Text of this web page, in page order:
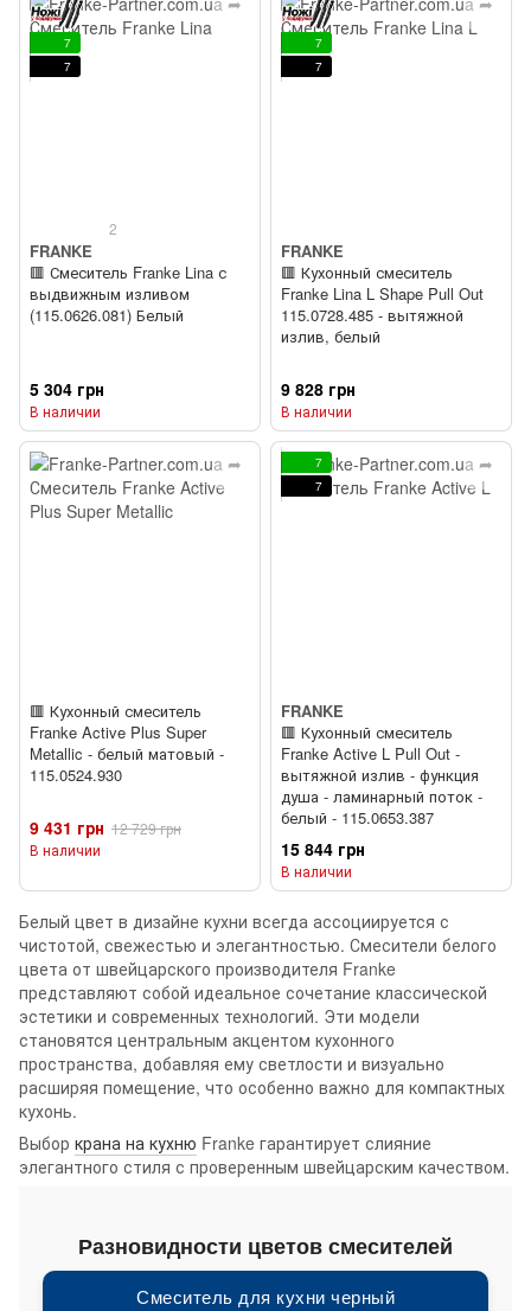
7
7
2
FRANKE
🟥 Смеситель Franke Lina с
выдвижным изливом
(115.0626.081) Белый
5 304 грн
В наличии
7
7
FRANKE
🟥 Кухонный смеситель
Franke Lina L Shape Pull Out
115.0728.485 - вытяжной
излив, белый
9 828 грн
В наличии
🟥 Кухонный смеситель
Franke Active Plus Super
Metallic - белый матовый -
115.0524.930
9 431 грн 12 729 грн
В наличии
7
7
FRANKE
🟥 Кухонный смеситель
Franke Active L Pull Out -
вытяжной излив - функция
душа - ламинарный поток -
белый - 115.0653.387
15 844 грн
В наличии
Белый цвет в дизайне кухни всегда ассоциируется с
чистотой, свежестью и элегантностью. Смесители белого
цвета от швейцарского производителя Franke
представляют собой идеальное сочетание классической
эстетики и современных технологий. Эти модели
становятся центральным акцентом кухонного
пространства, добавляя ему светлости и визуально
расширяя помещение, что особенно важно для компактных
кухонь.
Выбор крана на кухню Franke гарантирует слияние
элегантного стиля с проверенным швейцарским качеством.
Разновидности цветов смесителей
Смеситель для кухни черный